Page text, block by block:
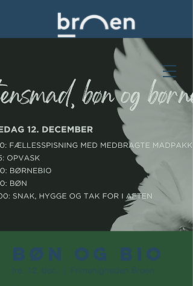
Bøn og bio
fre. 12. dec.
  |
Frimenigheden Broen